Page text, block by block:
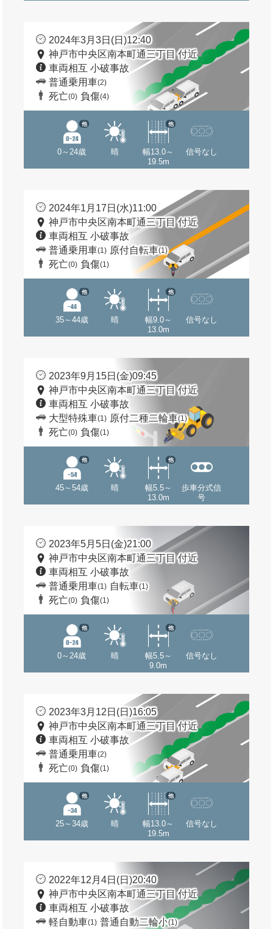
2024年3月3日(日)12:40
神戸市中央区南本町通三丁目 付近
車両相互 小破事故
普通乗用車(2)
死亡(0) 負傷(4)
0～24歳
他
晴
幅13.0～
19.5m
他
信号なし
2024年1月17日(水)11:00
神戸市中央区南本町通三丁目 付近
車両相互 小破事故
普通乗用車(1) 原付自転車(1)
死亡(0) 負傷(1)
35～44歳
他
晴
幅9.0～
13.0m
他
信号なし
2023年9月15日(金)09:45
神戸市中央区南本町通三丁目 付近
車両相互 小破事故
大型特殊車(1) 原付二種二輪車(1)
死亡(0) 負傷(1)
45～54歳
他
晴
幅5.5～
13.0m
他
歩車分式信
号
2023年5月5日(金)21:00
神戸市中央区南本町通三丁目 付近
車両相互 小破事故
普通乗用車(1) 自転車(1)
死亡(0) 負傷(1)
0～24歳
他
晴
幅5.5～
9.0m
他
信号なし
2023年3月12日(日)16:05
神戸市中央区南本町通三丁目 付近
車両相互 小破事故
普通乗用車(2)
死亡(0) 負傷(1)
25～34歳
他
晴
幅13.0～
19.5m
他
信号なし
2022年12月4日(日)20:40
神戸市中央区南本町通三丁目 付近
車両相互 小破事故
軽自動車(1) 普通自動二輪小(1)